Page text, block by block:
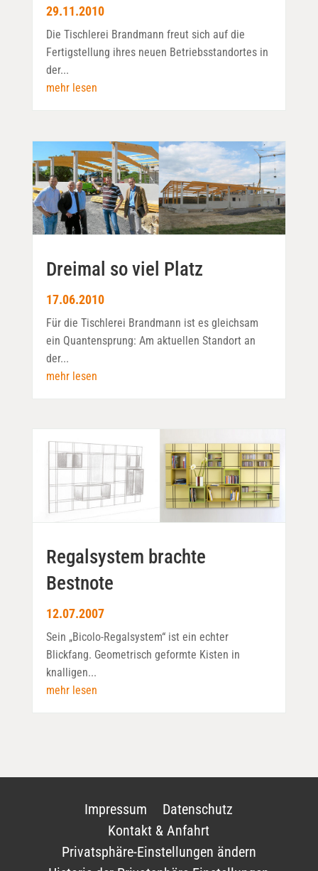
29.11.2010
Die Tischlerei Brandmann freut sich auf die
Fertigstellung ihres neuen Betriebsstandortes in
der...
mehr lesen
Dreimal so viel Platz
17.06.2010
Für die Tischlerei Brandmann ist es gleichsam
ein Quantensprung: Am aktuellen Standort an
der...
mehr lesen
Regalsystem brachte
Bestnote
12.07.2007
Sein „Bicolo-Regalsystem“ ist ein echter
Blickfang. Geometrisch geformte Kisten in
knalligen...
mehr lesen
Impressum
Datenschutz
Kontakt & Anfahrt
Privatsphäre-Einstellungen ändern